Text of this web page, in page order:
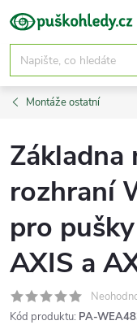
Přejít
na
obsah
Montáže ostatní
Základna
rozhraní
pro
AXIS a
Kód produktu: PA-